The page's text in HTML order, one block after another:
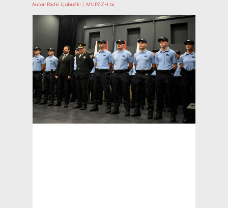
Autor: Radio Ljubuški | MUPZZH.ba